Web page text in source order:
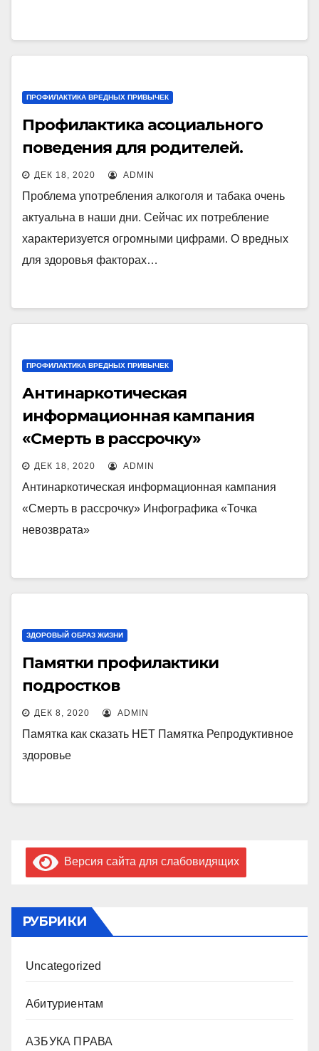
ПРОФИЛАКТИКА ВРЕДНЫХ ПРИВЫЧЕК
Профилактика асоциального
поведения для родителей.
ДЕК 18, 2020 ADMIN
Проблема употребления алкоголя и табака очень
актуальна в наши дни. Сейчас их потребление
характеризуется огромными цифрами. О вредных
для здоровья факторах…
ПРОФИЛАКТИКА ВРЕДНЫХ ПРИВЫЧЕК
Антинаркотическая
информационная кампания
«Смерть в рассрочку»
ДЕК 18, 2020 ADMIN
Антинаркотическая информационная кампания
«Смерть в рассрочку» Инфографика «Точка
невозврата»
ЗДОРОВЫЙ ОБРАЗ ЖИЗНИ
Памятки профилактики
подростков
ДЕК 8, 2020 ADMIN
Памятка как сказать НЕТ Памятка Репродуктивное
здоровье
Версия сайта для слабовидящих
РУБРИКИ
Uncategorized
Абитуриентам
АЗБУКА ПРАВА